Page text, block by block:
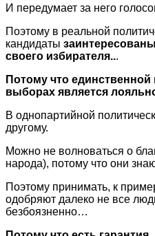
И передумает за него
Поэтому в реальной
кандидаты
своего избирателя...
Потому что
выборах является
В однопартийной
другому.
Можно не волноваться о
народа), потому что они
Поэтому принимать, к
одобряют далеко не все
безбоязненно…